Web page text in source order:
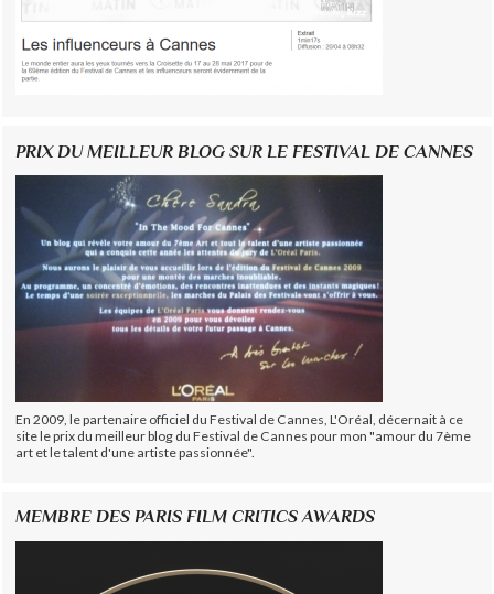
PRIX DU MEILLEUR BLOG SUR LE FESTIVAL DE CANNES
En 2009, le partenaire officiel du Festival de Cannes, L'Oréal, décernait à ce
site le prix du meilleur blog du Festival de Cannes pour mon "amour du 7ème
art et le talent d'une artiste passionnée".
MEMBRE DES PARIS FILM CRITICS AWARDS